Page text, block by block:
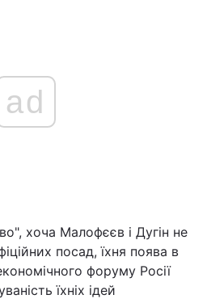
ad
хоча Малофєєв і Дугін не
посад, їхня поява в
форуму Росії
їхніх ідей